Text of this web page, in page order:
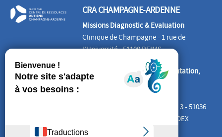
CRA CHAMPAGNE-ARDENNE
Missions Diagnostic & Evaluation
Clinique de Champagne - 1 rue de
l’Université - 51100 REIMS
Missions Information, Documentation,
Formation, Etudes
Cité Administrative Tirlet – Bât. 3 - 51036
CHALONS-EN-CHAMPAGNE CEDEX